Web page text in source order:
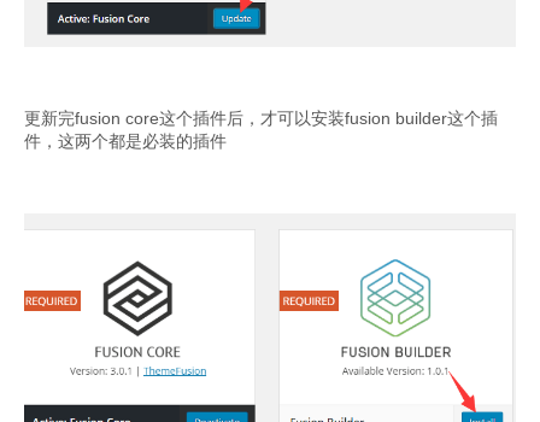
更新完fusion core这个插件后，才可以安装fusion builder这个插
件，这两个都是必装的插件